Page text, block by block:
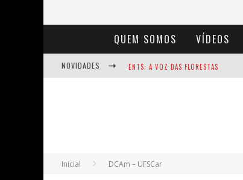
QUEM SOMOS VÍDEOS
NOVIDADES ENTS: A VOZ DAS FLORESTAS
BAÚ DE HISTÓRIAS - A JAMAIS
Inicial DCAm – UFSCar